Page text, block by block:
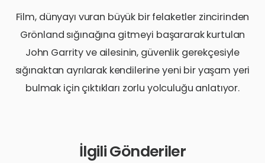
Film, dünyayı vuran büyük bir felaketler zincirinden
Grönland sığınağına gitmeyi başararak kurtulan
John Garrity ve ailesinin, güvenlik gerekçesiyle
sığınaktan ayrılarak kendilerine yeni bir yaşam yeri
bulmak için çıktıkları zorlu yolculuğu anlatıyor.
İlgili Gönderiler